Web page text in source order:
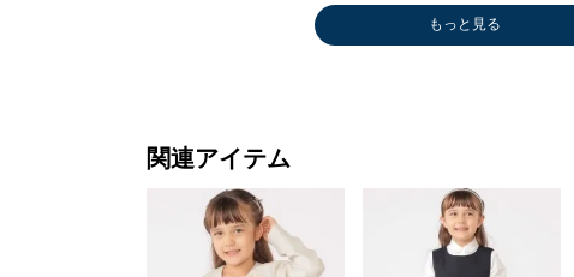
ジャケット
￥17,600
カチューシャ
￥2,420
ドレスシャツ
￥9,900
パンプス
￥14,300
ドレスシャツ
￥9,900
バレエシュー
ズ/フラットシ
ドレスシャツ
￥9,900
バレエシュー
ズ/フラットシ
ドレスシャツ
￥9,900
バレエシュー
ズ/フラットシ
ドレスシャツ
￥9,900
ジャケット
￥17,600
バレエシュー
ズ/フラットシ
ジャケット
￥17,600
もっと見る
関連アイテム